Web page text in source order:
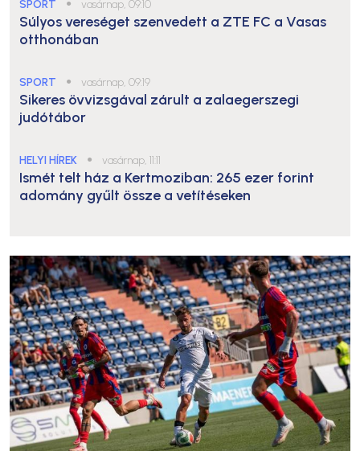
SPORT ● vasárnap, 09:10
Súlyos vereséget szenvedett a ZTE FC a Vasas
otthonában
SPORT ● vasárnap, 09:19
Sikeres övvizsgával zárult a zalaegerszegi
judótábor
HELYI HÍREK ● vasárnap, 11:11
Ismét telt ház a Kertmoziban: 265 ezer forint
adomány gyűlt össze a vetítéseken